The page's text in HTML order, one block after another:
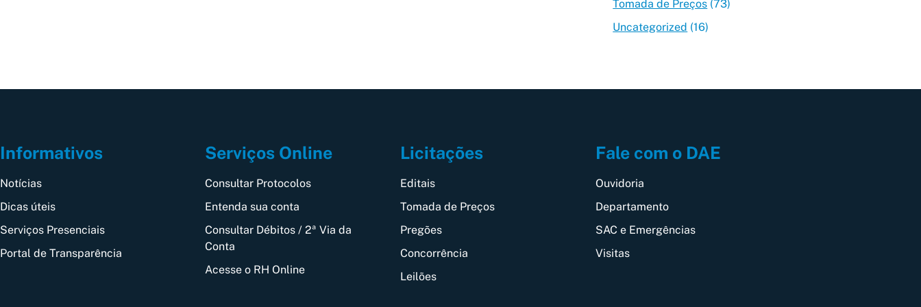
Tomada de Preços (73)
Uncategorized (16)
Informativos
Notícias
Dicas úteis
Serviços Presenciais
Portal de Transparência
Serviços Online
Consultar Protocolos
Entenda sua conta
Consultar Débitos / 2ª Via da
Conta
Acesse o RH Online
Licitações
Editais
Tomada de Preços
Pregões
Concorrência
Leilões
Fale com o DAE
Ouvidoria
Departamento
SAC e Emergências
Visitas